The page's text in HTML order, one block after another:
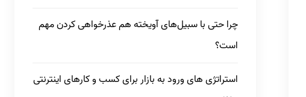
چرا حتی با سبیل‌های آویخته هم عذرخواهی کردن مهم
است؟
استراتژی های ورود به بازار برای کسب و کارهای اینترنتی